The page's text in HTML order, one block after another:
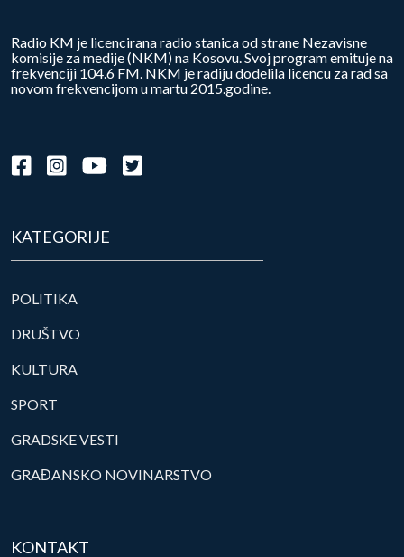
Radio KM je licencirana radio stanica od strane Nezavisne
komisije za medije (NKM) na Kosovu. Svoj program emituje na
frekvenciji 104.6 FM. NKM je radiju dodelila licencu za rad sa
novom frekvencijom u martu 2015.godine.
KATEGORIJE
POLITIKA
DRUŠTVO
KULTURA
SPORT
GRADSKE VESTI
GRAĐANSKO NOVINARSTVO
KONTAKT